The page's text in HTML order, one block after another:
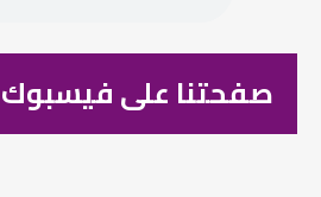
صفحتنا على فيسبوك